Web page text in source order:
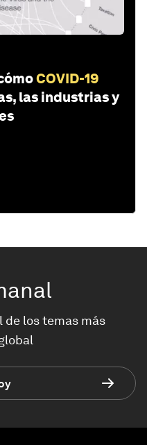
COVID-19
las industrias y
de los temas más